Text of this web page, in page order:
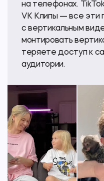
на телефонах.
VK Клипы — все
с вертикальным
монтировать
теряете доступ к
аудитории.